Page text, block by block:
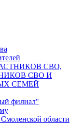
СВО,
СВО И
СЕМЕЙ
филиал"
области